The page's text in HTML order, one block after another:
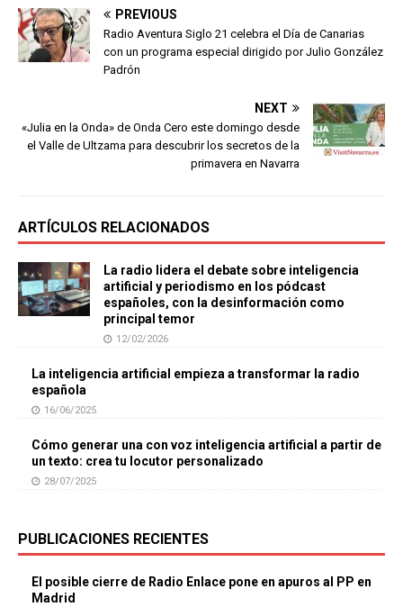
PREVIOUS
Radio Aventura Siglo 21 celebra el Día de Canarias
con un programa especial dirigido por Julio González
Padrón
NEXT
«Julia en la Onda» de Onda Cero este domingo desde
el Valle de Ultzama para descubrir los secretos de la
primavera en Navarra
ARTÍCULOS RELACIONADOS
La radio lidera el debate sobre inteligencia
artificial y periodismo en los pódcast
españoles, con la desinformación como
principal temor
12/02/2026
La inteligencia artificial empieza a transformar la radio
española
16/06/2025
Cómo generar una con voz inteligencia artificial a partir de
un texto: crea tu locutor personalizado
28/07/2025
PUBLICACIONES RECIENTES
El posible cierre de Radio Enlace pone en apuros al PP en
Madrid